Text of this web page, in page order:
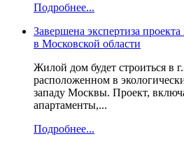
Подробнее...
Завершена экспертиза
в Московской области
Жилой дом будет строиться в
расположенном в
западу Москвы. Проект,
апартаменты,...
Подробнее...